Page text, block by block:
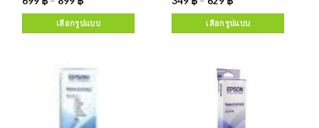
เลือกรูปแบบ เลือกรูปแบบ